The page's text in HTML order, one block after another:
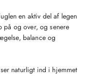
en aktiv del af legen
på og over, og senere
balance og
naturligt ind i hjemmet